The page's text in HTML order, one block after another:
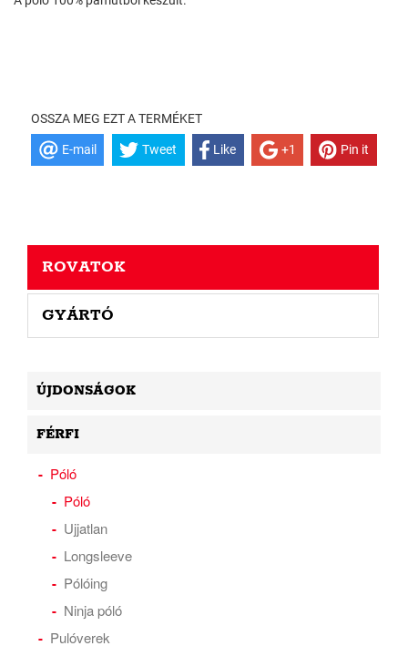
OSSZA MEG EZT A TERMÉKET
E-mail Tweet Like +1 Pin it
ROVATOK
GYÁRTÓ
ÚJDONSÁGOK
FÉRFI
Póló
Póló
Ujjatlan
Longsleeve
Pólóing
Ninja póló
Pulóverek